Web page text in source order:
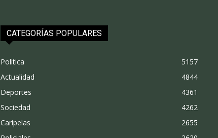
CATEGORÍAS POPULARES
Politica
5157
Actualidad
4844
Deportes
4361
Sociedad
4262
Caripelas
2655